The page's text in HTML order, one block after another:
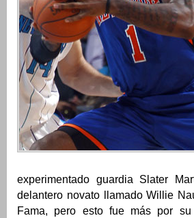
experimentado guardia Slater
delantero novato llamado Willie
Fama, pero esto fue más por